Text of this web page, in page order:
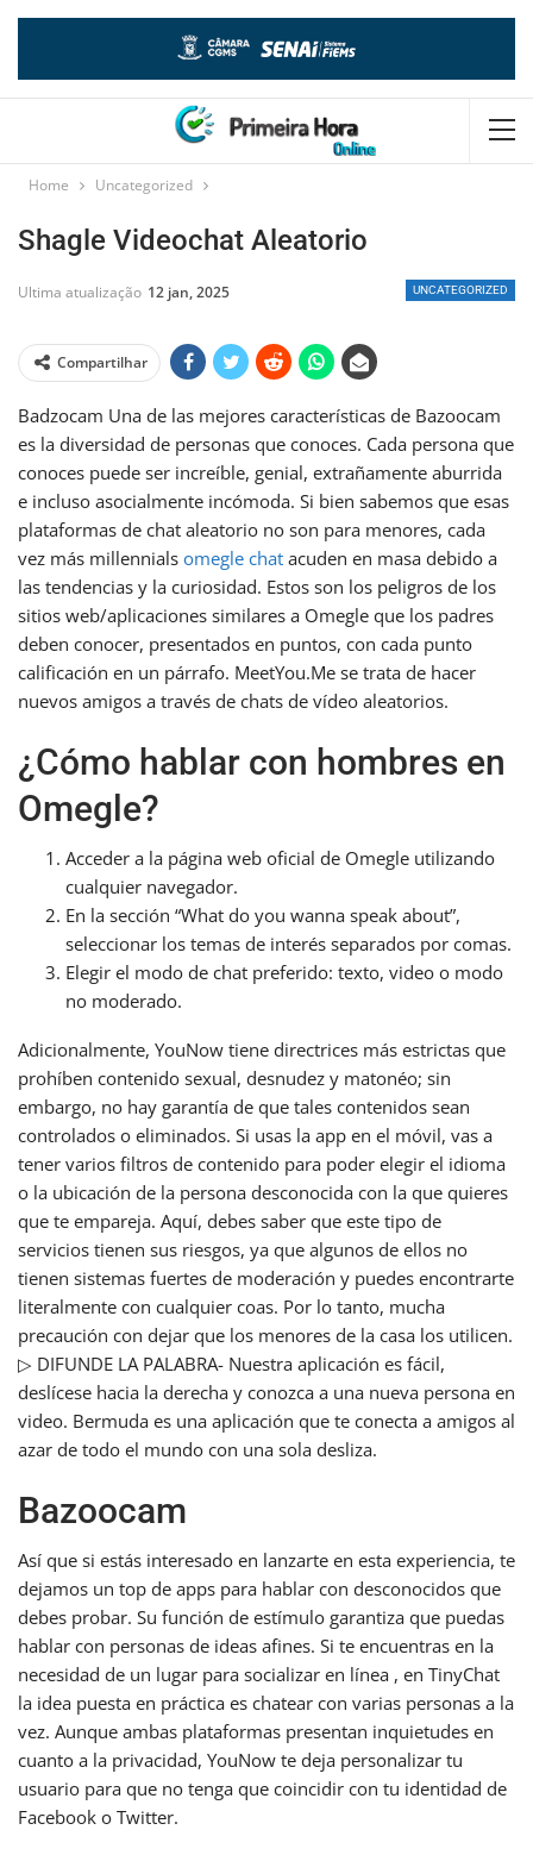
Home Uncategorized
Shagle Videochat Aleatorio
UNCATEGORIZED
Ultima atualização 12 jan, 2025
Compartilhar
Badzocam Una de las mejores características de Bazoocam
es la diversidad de personas que conoces. Cada persona que
conoces puede ser increíble, genial, extrañamente aburrida
e incluso asocialmente incómoda. Si bien sabemos que esas
plataformas de chat aleatorio no son para menores, cada
vez más millennials omegle chat acuden en masa debido a
las tendencias y la curiosidad. Estos son los peligros de los
sitios web/aplicaciones similares a Omegle que los padres
deben conocer, presentados en puntos, con cada punto
calificación en un párrafo. MeetYou.Me se trata de hacer
nuevos amigos a través de chats de vídeo aleatorios.
¿Cómo hablar con hombres en
Omegle?
Acceder a la página web oficial de Omegle utilizando
cualquier navegador.
En la sección “What do you wanna speak about”,
seleccionar los temas de interés separados por comas.
Elegir el modo de chat preferido: texto, video o modo
no moderado.
Adicionalmente, YouNow tiene directrices más estrictas que
prohíben contenido sexual, desnudez y matonéo; sin
embargo, no hay garantía de que tales contenidos sean
controlados o eliminados. Si usas la app en el móvil, vas a
tener varios filtros de contenido para poder elegir el idioma
o la ubicación de la persona desconocida con la que quieres
que te empareja. Aquí, debes saber que este tipo de
servicios tienen sus riesgos, ya que algunos de ellos no
tienen sistemas fuertes de moderación y puedes encontrarte
literalmente con cualquier coas. Por lo tanto, mucha
precaución con dejar que los menores de la casa los utilicen.
▷ DIFUNDE LA PALABRA- Nuestra aplicación es fácil,
deslícese hacia la derecha y conozca a una nueva persona en
video. Bermuda es una aplicación que te conecta a amigos al
azar de todo el mundo con una sola desliza.
Bazoocam
Así que si estás interesado en lanzarte en esta experiencia, te
dejamos un top de apps para hablar con desconocidos que
debes probar. Su función de estímulo garantiza que puedas
hablar con personas de ideas afines. Si te encuentras en la
necesidad de un lugar para socializar en línea , en TinyChat
la idea puesta en práctica es chatear con varias personas a la
vez. Aunque ambas plataformas presentan inquietudes en
cuanto a la privacidad, YouNow te deja personalizar tu
usuario para que no tenga que coincidir con tu identidad de
Facebook o Twitter.